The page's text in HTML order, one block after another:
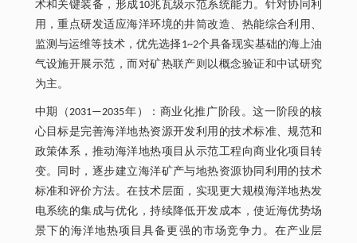
术和关键装备，形成10兆瓦级示范系统能力。针对协同利
用，重点研发适应海洋环境的井筒改造、热能综合利用、
监测与运维等技术，优先选择1~2个具备现实基础的海上油
气设施开展示范，而对矿热联产则以概念验证和中试研究
为主。
中期（2031—2035年）：商业化推广阶段。这一阶段的核
心目标是完善海洋地热资源开发利用的技术标准、规范和
政策体系，推动海洋地热项目从示范工程向商业化项目转
变。同时，逐步建立海洋矿产与地热资源协同利用的技术
标准和评价方法。在技术层面，实现更大规模海洋地热发
电系统的集成与优化，持续降低开发成本，使近海优势场
景下的海洋地热项目具备更强的市场竞争力。在产业层